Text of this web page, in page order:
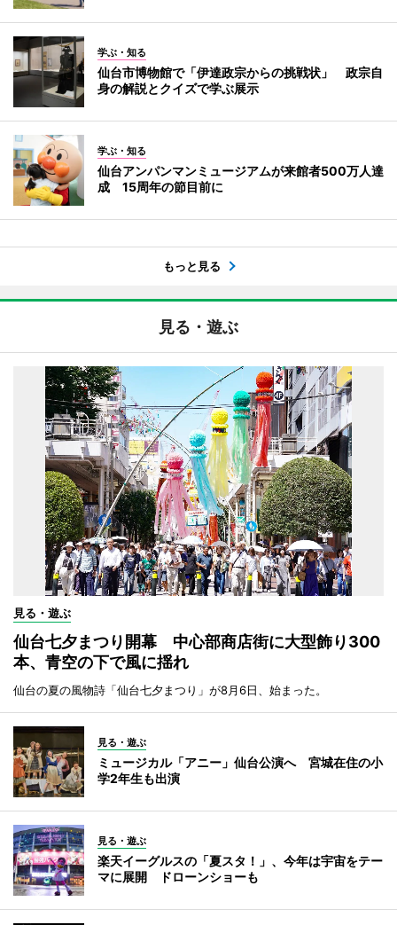
学ぶ・知る
仙台市博物館で「伊達政宗からの挑戦状」 政宗自
身の解説とクイズで学ぶ展示
学ぶ・知る
仙台アンパンマンミュージアムが来館者500万人達
成 15周年の節目前に
もっと見る
見る・遊ぶ
見る・遊ぶ
仙台七夕まつり開幕 中心部商店街に大型飾り300
本、青空の下で風に揺れ
仙台の夏の風物詩「仙台七夕まつり」が8月6日、始まった。
見る・遊ぶ
ミュージカル「アニー」仙台公演へ 宮城在住の小
学2年生も出演
見る・遊ぶ
楽天イーグルスの「夏スタ！」、今年は宇宙をテー
マに展開 ドローンショーも